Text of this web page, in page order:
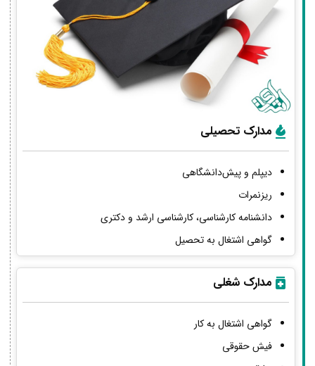
مدارک تحصیلی
دیپلم و پیش‌دانشگاهی
ریزنمرات
دانشنامه کارشناسی، کارشناسی ارشد و دکتری
گواهی اشتغال به تحصیل
مدارک شغلی
گواهی اشتغال به کار
فیش حقوقی